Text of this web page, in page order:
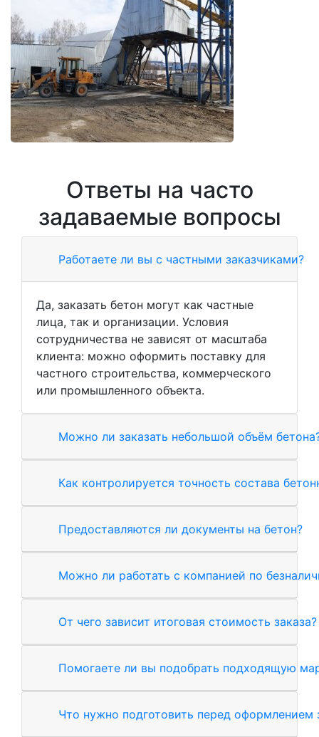
Ответы на часто
задаваемые вопросы
Работаете ли вы с частными заказчиками?
Да, заказать бетон могут как частные
лица, так и организации. Условия
сотрудничества не зависят от масштаба
клиента: можно оформить поставку для
частного строительства, коммерческого
или промышленного объекта.
Можно ли заказать небольшой объём
Как контролируется точность состава
Предоставляются ли документы на бетон?
Можно ли работать с компанией по
От чего зависит итоговая стоимость заказа?
Помогаете ли вы подобрать подходящую
Что нужно подготовить перед оформлением